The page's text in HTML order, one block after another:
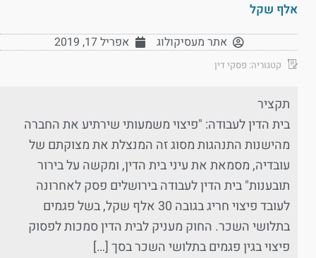
אלף שקל
אתר מעסיקולוג אפריל 17, 2019
קטגוריה:פסקי דין
תקציר
בית הדין לעבודה: "פיצוי משמעותי שירתיע את החברה
מהישנות התנהגות מסוג זה המנצלת את מצוקתם של
עובדיה, מסמאת את עיני בית הדין, ומקשה על בירור
תובענות" בית הדין לעבודה בירושלים פסק לאחרונה
לעובד פיצוי חריג בגובה 30 אלף שקל, בשל פגמים
בתלושי השכר. החוק מעניק לבית הדין סמכות לפסוק
פיצוי בגין פגמים בתלושי השכר בסך […]